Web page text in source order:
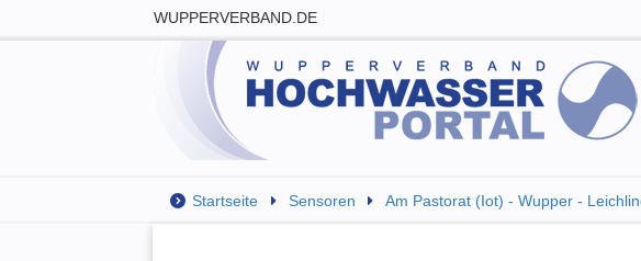
WUPPERVERBAND.DE
Startseite Sensoren Am Pastorat (Iot) - Wupper -